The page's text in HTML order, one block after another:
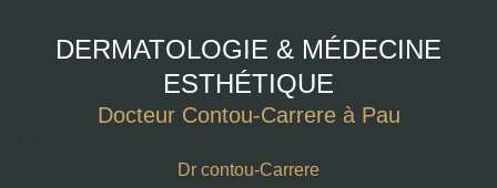
DERMATOLOGIE & MÉDECINE
ESTHÉTIQUE
Docteur Contou-Carrere à Pau
Dr contou-Carrere